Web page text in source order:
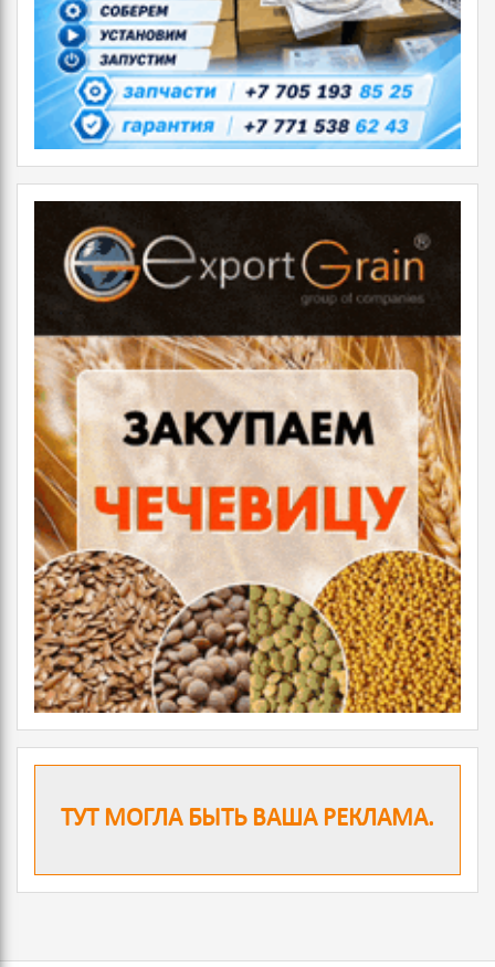
ТУТ МОГЛА БЫТЬ ВАША РЕКЛАМА.